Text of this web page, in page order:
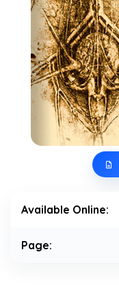
Available Online:
Page: